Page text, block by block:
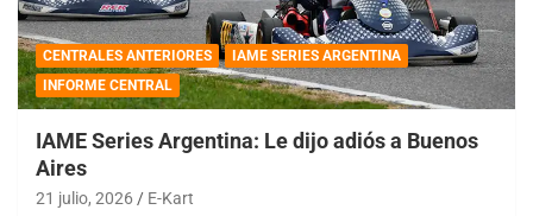
CENTRALES ANTERIORES
IAME SERIES ARGENTINA
INFORME CENTRAL
IAME Series Argentina: Le dijo adiós a Buenos
Aires
21 julio, 2026 E-Kart